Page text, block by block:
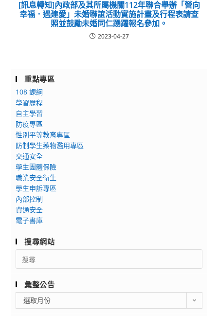
[訊息轉知]內政部及其所屬機關112年聯合舉辦「營向
幸福．遇建愛」未婚聯誼活動實施計畫及行程表請查
照並鼓勵未婚同仁踴躍報名參加。
2023-04-27
重點專區
108 課綱
學習歷程
自主學習
防疫專區
性別平等教育專區
防制學生藥物濫用專區
交通安全
學生團體保險
職業安全衛生
學生申訴專區
內部控制
資通安全
電子書庫
搜尋網站
Search
for:
彙整公告
整
選取月份